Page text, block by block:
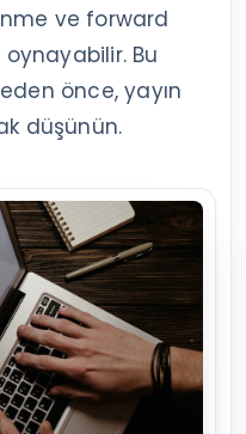
ve forward
oynayabilir. Bu
önce, yayın
düşünün.